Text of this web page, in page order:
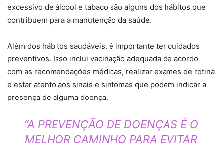
excessivo de álcool e tabaco são alguns dos hábitos que
contribuem para a manutenção da saúde.
Além dos hábitos saudáveis, é importante ter cuidados
preventivos. Isso inclui vacinação adequada de acordo
com as recomendações médicas, realizar exames de rotina
e estar atento aos sinais e sintomas que podem indicar a
presença de alguma doença.
“A PREVENÇÃO DE DOENÇAS É O
MELHOR CAMINHO PARA EVITAR